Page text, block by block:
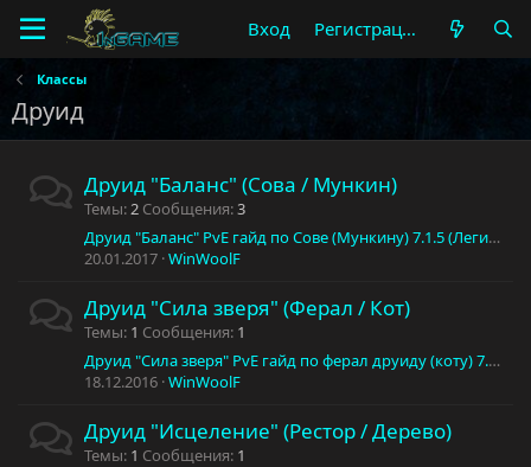
Вход Регистрация
Классы
Друид
Друид "Баланс" (Сова / Мункин)
Темы 2 Сообщения 3
Друид "Баланс" PvE гайд по Сове (Мункину) 7.1.5 (Легион)
20.01.2017 WinWoolF
Друид "Сила зверя" (Ферал / Кот)
Темы 1 Сообщения 1
Друид "Сила зверя" PvE гайд по ферал друиду (коту) 7.1.5 (Легион)
18.12.2016 WinWoolF
Друид "Исцеление" (Рестор / Дерево)
Темы 1 Сообщения 1